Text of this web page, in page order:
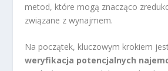
metod, które mogą znacząco
związane z wynajmem.
Na początek, kluczowym krokiem
weryfikacja potencjalnych